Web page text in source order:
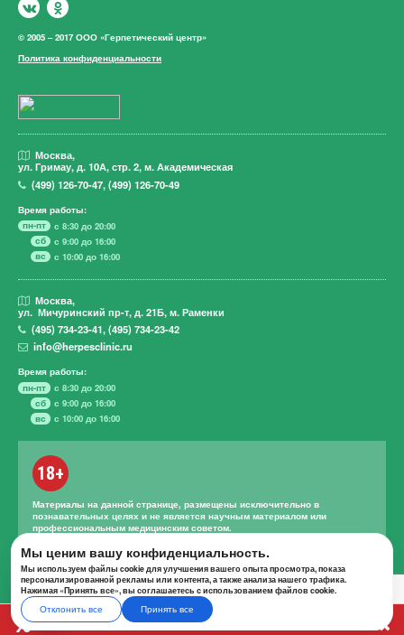
© 2005 – 2017 ООО «Герпетический центр»
Политика конфиденциальности
Москва,
ул. Гримау,д. 10А, стр. 2, м. Академическая
(499)126-70-47,(499)126-70-49
Время работы:
пн-пт
с 8:30 до 20:00
сб
с 9:00 до 16:00
вс
с 10:00 до 16:00
Москва,
ул. Мичуринский пр-т, д. 21Б, м. Раменки
(495)734-23-41,(495)734-23-42
info@herpesclinic.ru
Время работы:
пн-пт
с 8:30 до 20:00
сб
с 9:00 до 16:00
вс
с 10:00 до 16:00
18+
Материалы на данной странице, размещены исключительно в
познавательных целях и не является научным материалом или
профессиональным медицинским советом.
Правильное лечение и назначение лекарственных средств может
проводиться только квалифицированным специалистом с учетом
проведенной диагностики и истории болезни.
А К Ц И И
Мы ценим вашу конфиденциальность.
Мы используем файлы cookie для улучшения вашего опыта просмотра, показа
персонализированной рекламы или контента, а также анализа нашего трафика.
Нажимая «Принять все», вы соглашаетесь с использованием файлов cookie.
Отклонить все Принять все